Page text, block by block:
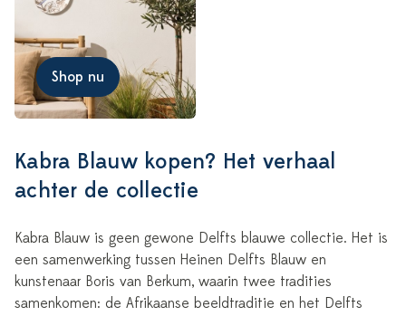
Shop nu
Kabra Blauw kopen? Het verhaal
achter de collectie
Kabra Blauw is geen gewone Delfts blauwe collectie. Het is
een samenwerking tussen Heinen Delfts Blauw en
kunstenaar Boris van Berkum, waarin twee tradities
samenkomen: de Afrikaanse beeldtraditie en het Delfts